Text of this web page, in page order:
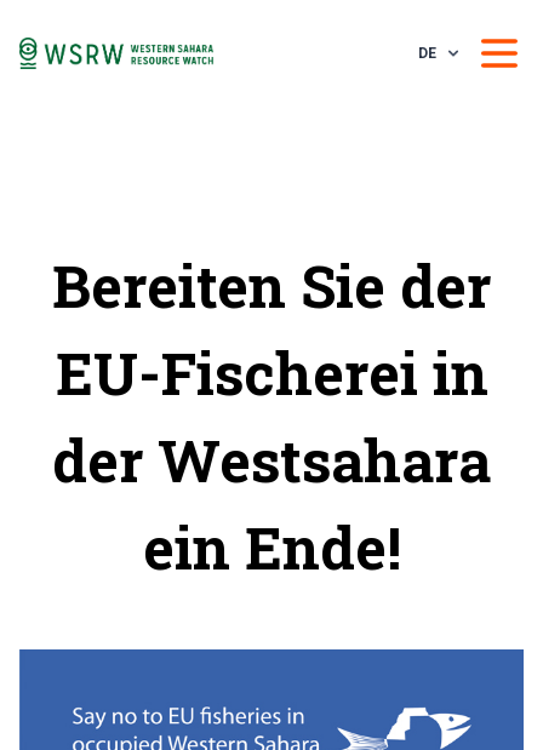
DE
Bereiten Sie der
EU-Fischerei in
der Westsahara
ein Ende!